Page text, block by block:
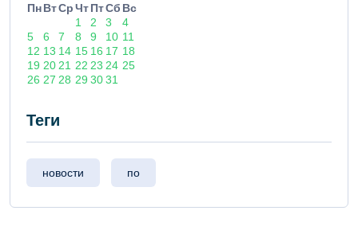
ПнВтСрЧтПтСб Вс
1
2 3
4
5
6 7 8 9 10 11
12 13 14 15 16 17 18
19 20 21 22 23 24 25
26 27 28 29 3031
Теги
новости по